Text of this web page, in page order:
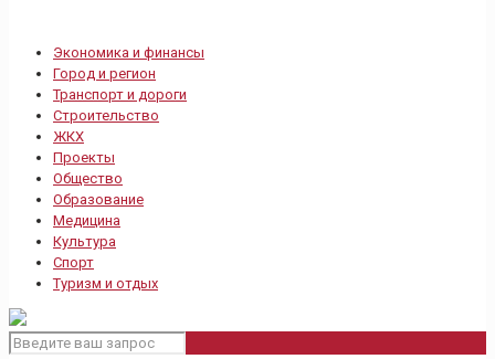
Экономика и финансы
Город и регион
Транспорт и дороги
Строительство
ЖКХ
Проекты
Общество
Образование
Медицина
Культура
Спорт
Туризм и отдых